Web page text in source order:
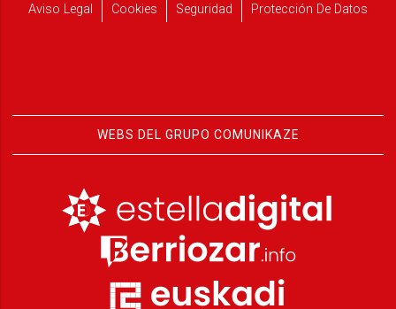
Aviso Legal
Cookies Seguridad Protección De Datos
WEBS DEL GRUPO COMUNIKAZE